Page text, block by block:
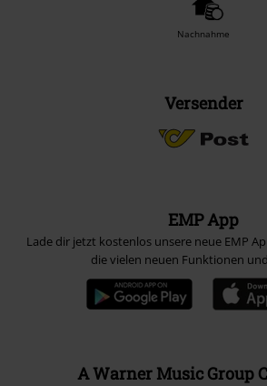
Nachnahme
Versender
EMP App
Lade dir jetzt kostenlos unsere neue EMP
die vielen neuen Funktionen
A Warner Music Group